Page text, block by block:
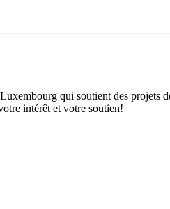
qui soutient des projets
intérêt et votre soutien!